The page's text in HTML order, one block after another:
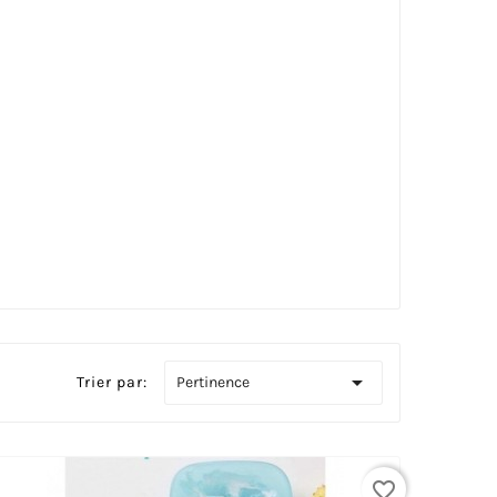
Trier par: Pertinence 
favorite_border